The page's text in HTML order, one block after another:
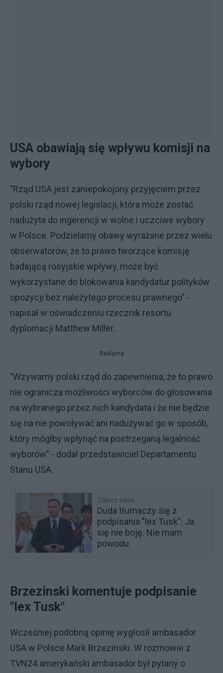
USA obawiają się wpływu komisji na
wybory
"Rząd USA jest zaniepokojony przyjęciem przez
polski rząd nowej legislacji, która może zostać
nadużyta do ingerencji w wolne i uczciwe wybory
w Polsce. Podzielamy obawy wyrażane przez wielu
obserwatorów, że to prawo tworzące komisję
badającą rosyjskie wpływy, może być
wykorzystane do blokowania kandydatur polityków
opozycji bez należytego procesu prawnego" -
napisał w oświadczeniu rzecznik resortu
dyplomacji Matthew Miller..
Reklama
"Wzywamy polski rząd do zapewnienia, że to prawo
nie ogranicza możliwości wyborców do głosowania
na wybranego przez nich kandydata i że nie będzie
się na nie powoływać ani nadużywać go w sposób,
który mógłby wpłynąć na postrzeganą legalność
wyborów" - dodał przedstawiciel Departamentu
Stanu USA.
Zobacz także
Duda tłumaczy się z
podpisania "lex Tusk": Ja
się nie boję. Nie mam
powodu
Brzezinski komentuje podpisanie
"lex Tusk"
Wcześniej podobną opinię wygłosił ambasador
USA w Polsce Mark Brzezinski. W rozmowie z
TVN24 amerykański ambasador był pytany o